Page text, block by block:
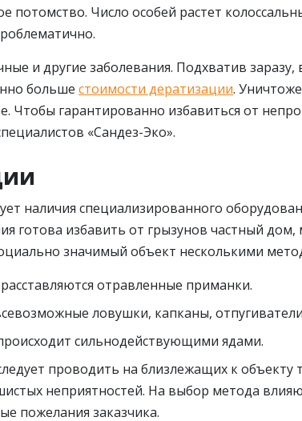
потомство. Число особей растет
и другие заболевания. Подхватив заразу,
больше стоимости дератизации.
Чтобы гарантированно избавиться от
«Сандез-Эко».
наличия специализированного
готова избавить от грызунов частный дом,
значимый объект несколькими
отравленные приманки.
ловушки, капканы,
сильнодействующими ядами.
проводить на близлежащих к объекту
неприятностей. На выбор метода
пожелания заказчика.